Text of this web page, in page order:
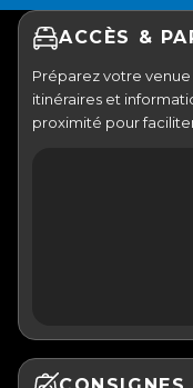
ACCÈS &
Préparez votre venue
itinéraires et
proximité pour